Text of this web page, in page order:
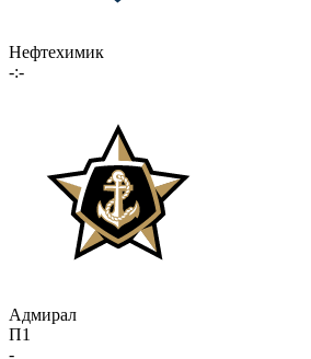
Нефтехимик
-:-
Адмирал
П1
-